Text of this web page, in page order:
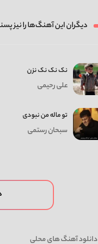
دیگران این آهنگ‌ها را نیز
نک نک نک نزن
علی رحیمی
تو ماله من نبودی
سبحان رستمی
دانلود آهنگ های محلی